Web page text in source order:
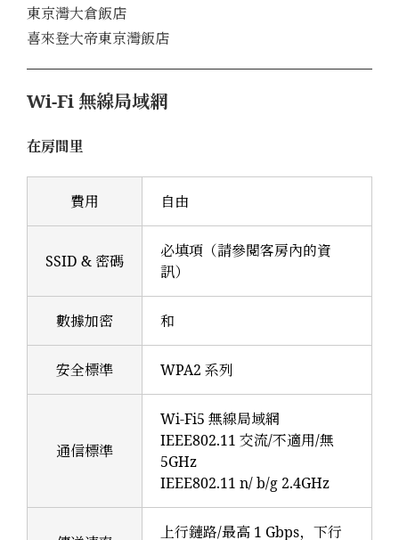
東京灣大倉飯店
喜來登大帝東京灣飯店
Wi-Fi 無線局域網
在房間里
費用 自由
SSID & 密碼
必填項（請參閱客房內的資
訊）
數據加密 和
安全標準 WPA2 系列
通信標準
Wi-Fi5 無線局域網
IEEE802.11 交流/不適用/無
5GHz
IEEE802.11 n/ b/g 2.4GHz
上行鏈路/最高 1 Gbps，下行